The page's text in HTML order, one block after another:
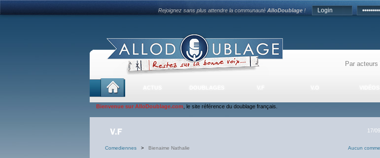
Rejoignez sans plus attendre la communautéAlloDoublage !
Bienvenue sur AlloDoublage.com , le site référence du doublage français.
17/
Comediennes > Bienaime Nathalie Aucun